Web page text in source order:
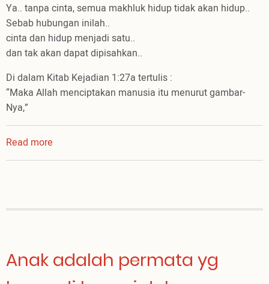
Ya.. tanpa cinta, semua makhluk hidup tidak akan hidup..
Sebab hubungan inilah..
cinta dan hidup menjadi satu..
dan tak akan dapat dipisahkan..
Di dalam Kitab Kejadian 1:27a tertulis :
“Maka Allah menciptakan manusia itu menurut gambar-
Nya,”
Read more
If
Anak adalah permata yg